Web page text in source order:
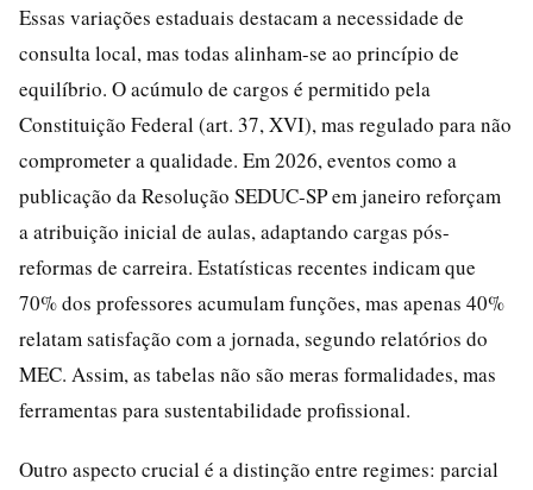
Essas variações estaduais destacam a necessidade de
consulta local, mas todas alinham-se ao princípio de
equilíbrio. O acúmulo de cargos é permitido pela
Constituição Federal (art. 37, XVI), mas regulado para não
comprometer a qualidade. Em 2026, eventos como a
publicação da Resolução SEDUC-SP em janeiro reforçam
a atribuição inicial de aulas, adaptando cargas pós-
reformas de carreira. Estatísticas recentes indicam que
70% dos professores acumulam funções, mas apenas 40%
relatam satisfação com a jornada, segundo relatórios do
MEC. Assim, as tabelas não são meras formalidades, mas
ferramentas para sustentabilidade profissional.
Outro aspecto crucial é a distinção entre regimes: parcial